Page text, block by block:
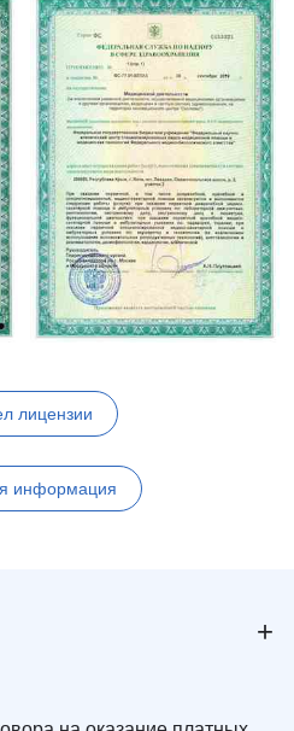
лицензии
информация
+